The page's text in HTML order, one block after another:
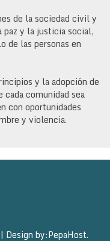
de la sociedad civil y
paz y la justicia social,
de las personas en
y la adopción de
comunidad sea
con oportunidades
y violencia.
| Design by:PepaHost.